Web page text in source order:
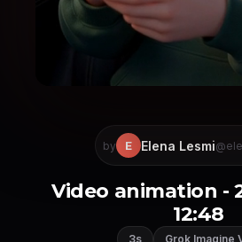
by E Elena Lesmi
Video animation -
12:48
3s Grok Imagine